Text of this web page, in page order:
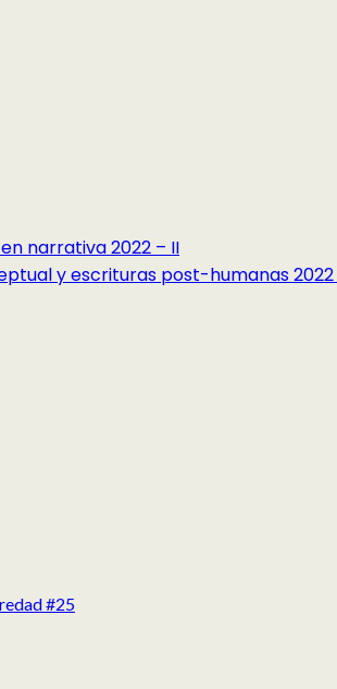
narrativa 2022 – II
y escrituras post-humanas 2022
#25